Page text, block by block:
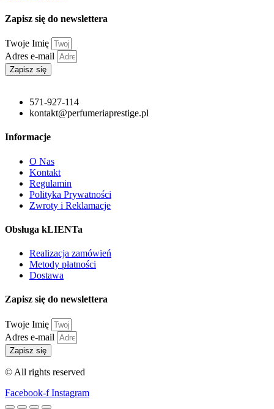
Zapisz się do newslettera
Twoje Imię
Adres e-mail
Zapisz się
571-927-114
kontakt@perfumeriaprestige.pl
Informacje
O Nas
Kontakt
Regulamin
Polityka Prywatności
Zwroty i Reklamacje
Obsługa kLIENTa
Realizacja zamówień
Metody płatności
Dostawa
Zapisz się do newslettera
Twoje Imię
Adres e-mail
Zapisz się
© All rights reserved
Facebook-f Instagram